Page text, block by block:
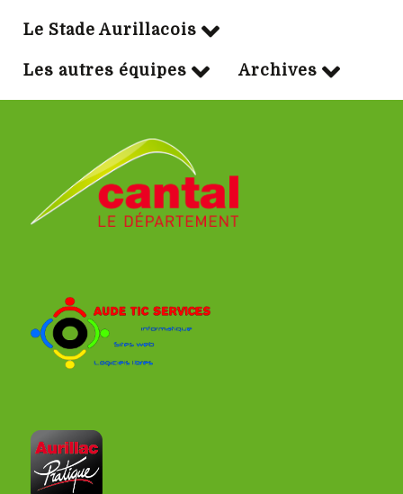
Le Stade Aurillacois
Les autres équipes Archives